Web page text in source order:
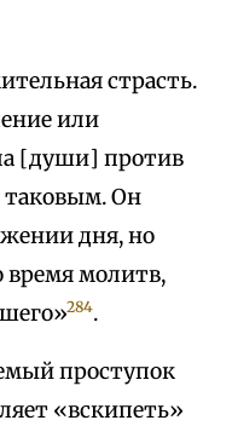
страсть.
или
[души] против
таковым. Он
дня, но
время молитв,
284.
проступок
«вскипеть»